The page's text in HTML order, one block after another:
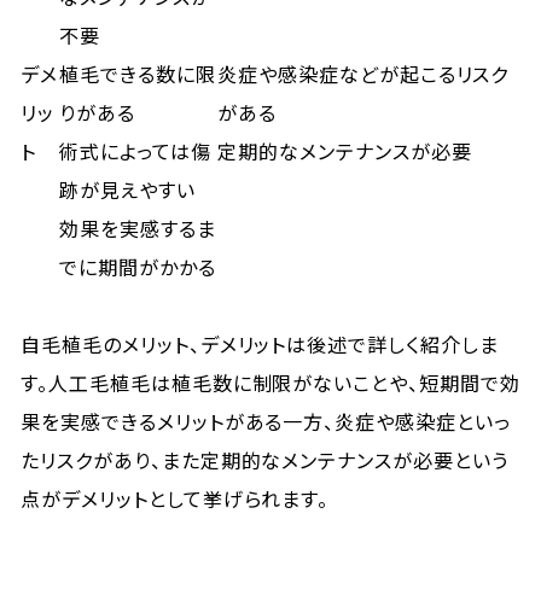
不要
デメ
リッ
ト
植毛できる数に限
りがある
術式によっては傷
跡が見えやすい
効果を実感するま
でに期間がかかる
炎症や感染症などが起こるリスク
がある
定期的なメンテナンスが必要
自毛植毛のメリット、デメリットは後述で詳しく紹介しま
す。人工毛植毛は植毛数に制限がないことや、短期間で効
果を実感できるメリットがある一方、炎症や感染症といっ
たリスクがあり、また定期的なメンテナンスが必要という
点がデメリットとして挙げられます。